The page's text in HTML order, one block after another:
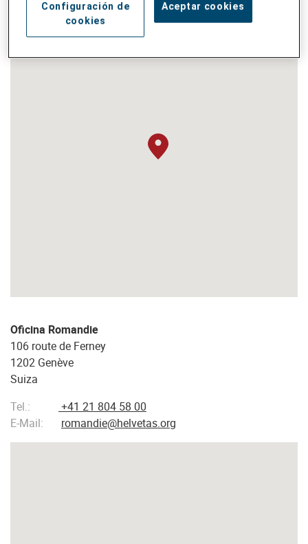
Oficina Romandie
106 route de Ferney
1202 Genève
Suiza
Tel.:
+41 21 804 58 00
E-Mail:
romandie@helvetas.org
Aceptar cookies
Configuración de
cookies